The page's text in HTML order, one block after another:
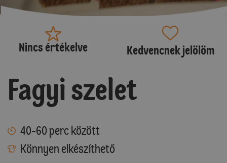
Nincs értékelve Kedvencnek jelölöm
Fagyi szelet
40-60 perc között
Könnyen elkészíthető